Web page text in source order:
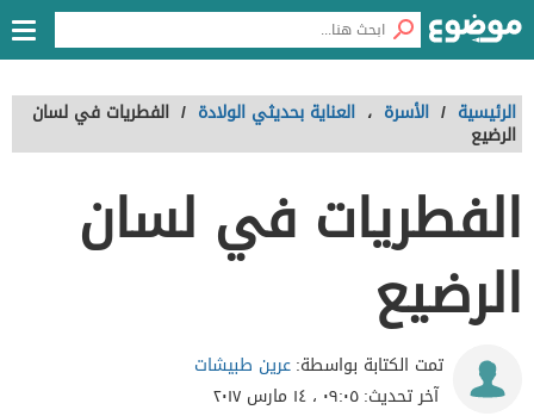
الرئيسية / الأسرة ، العناية بحديثي الولادة / الفطريات في لسان
الرضيع
الفطريات في لسان
الرضيع
تمت الكتابة بواسطة:عرين طبيشات
آخر تحديث:٠٩:٠٥ ، ١٤ مارس ٢٠١٧